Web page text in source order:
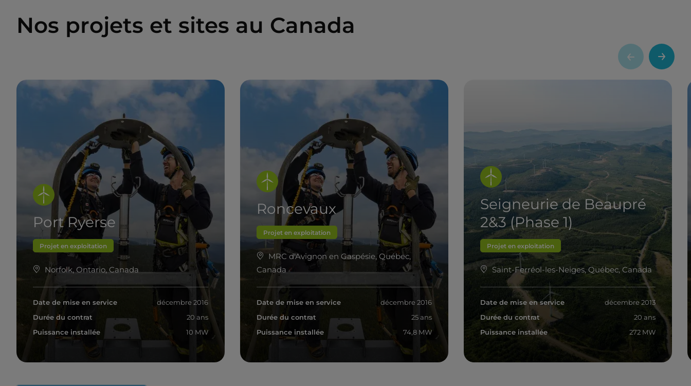
Nos projets et sites au Canada
Port Ryerse
Projet en exploitation
Norfolk, Ontario, Canada
Date de mise en service
décembre 2016
Durée du contrat
20 ans
Puissance installée
10 MW
Roncevaux
Projet en exploitation
MRC d'Avignon en Gaspésie, Québec,
Canada
Date de mise en service
décembre 2016
Durée du contrat
25 ans
Puissance installée
74,8 MW
Seigneurie de Beaupré
2&3 (Phase 1)
Projet en exploitation
Saint-Ferréol-les-Neiges, Québec, Canada
Date de mise en service
décembre 2013
Durée du contrat
20 ans
Puissance installée
272 MW